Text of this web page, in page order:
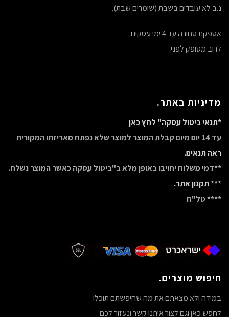
נ.ב לא עובדים בשבת (שומרים שבת).
אספקת סחורה עד 4 ימי עסקים
לרוב מסופק לפני.
מדיניות באתר.
*תנאי ביטול עסקה" לחץ כאן
עד 14 יום מיום קבלת המוצר למוצר שלא נפתח מאריזתו המקורית
ראה תנאים.
**דמי משלוח יחויבו באופן מלא ב"ביטול עסקה כאשר המוצר נשלח.
***תקנון אתר.
**** טל"ח
חיפוש מוצרים.
במידה ולא מצאתם את מה שחיפשתם תוכלו
לחפש כאן וגם לצור איתנו קשר ונעזור לכם.